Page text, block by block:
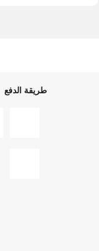
طريقة الدفع